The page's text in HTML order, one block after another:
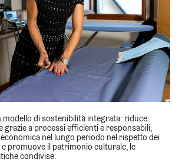
modello di sostenibilità integrata: riduce
grazie a processi efficienti e responsabili,
nel lungo periodo nel rispetto dei
promuove il patrimonio culturale, le
condivise.